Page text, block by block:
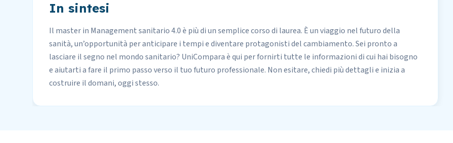
In sintesi
Il master in Management sanitario 4.0 è più di un semplice corso di laurea. È un viaggio nel futuro della
sanità, un’opportunità per anticipare i tempi e diventare protagonisti del cambiamento. Sei pronto a
lasciare il segno nel mondo sanitario? UniCompara è qui per fornirti tutte le informazioni di cui hai bisogno
e aiutarti a fare il primo passo verso il tuo futuro professionale. Non esitare, chiedi più dettagli e inizia a
costruire il domani, oggi stesso.